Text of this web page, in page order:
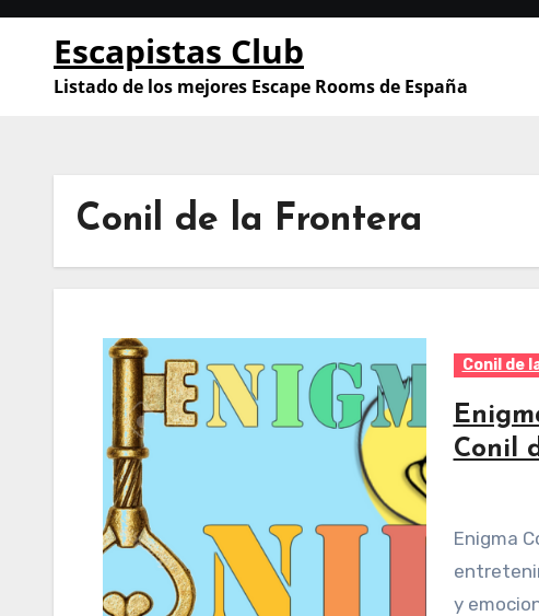
Saltar
contenido
Escapistas Club
Listado de los mejores Escape Rooms de España
Conil de la Frontera
Conil de
Conil
Enigma Conil | Escape Room Cadiz es un negocio de
y